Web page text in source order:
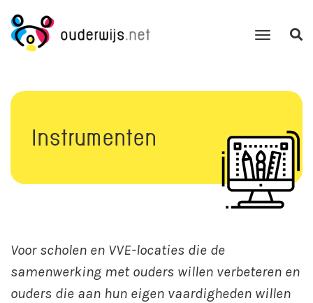
Instrumenten
Voor scholen en VVE-locaties die de
samenwerking met ouders willen verbeteren en
ouders die aan hun eigen vaardigheden willen